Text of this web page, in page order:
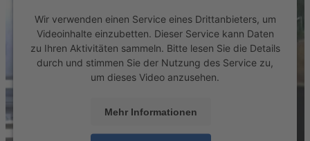
Wir verwenden einen Service eines Drittanbieters, um
Videoinhalte einzubetten. Dieser Service kann Daten
zu Ihren Aktivitäten sammeln. Bitte lesen Sie die Details
durch und stimmen Sie der Nutzung des Service zu,
um dieses Video anzusehen.
Mehr Informationen